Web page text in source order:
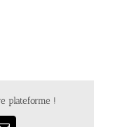
plateforme !